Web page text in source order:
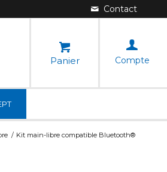
Panier Compte
/ Kit main-libre compatible Bluetooth®